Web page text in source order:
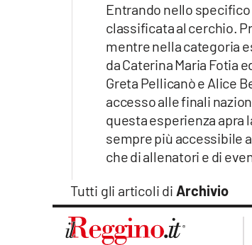
Tutti gli articoli di Archivio
Entrando nello specifico
classificata al cerchio.
mentre nella categoria
da Caterina Maria Fotia
Greta Pellicanò e Alice
accesso alle finali
questa esperienza apra
sempre più accessibile
che di allenatori e di